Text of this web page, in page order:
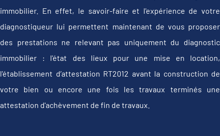
immobilier. En effet, le savoir-faire et l'expérience de votre
diagnostiqueur lui permettent maintenant de vous proposer
des prestations ne relevant pas uniquement du diagnostic
immobilier : l'état des lieux pour une mise en location,
l'établissement d’attestation RT2012 avant la construction de
votre bien ou encore une fois les travaux terminés une
attestation d'achèvement de fin de travaux.